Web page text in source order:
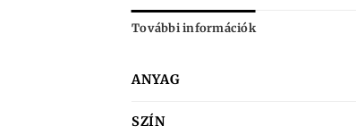
További információk
ANYAG
SZÍN